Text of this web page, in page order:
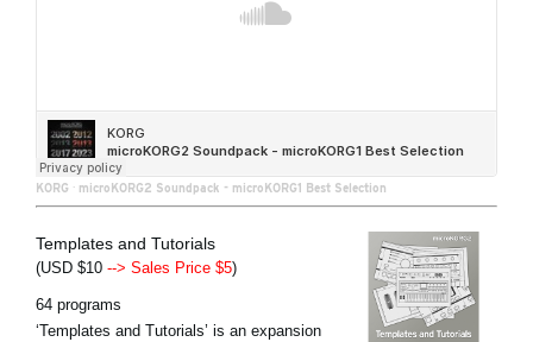
KORG · microKORG2 Soundpack - microKORG1 Best Selection
Templates and Tutorials
(USD $10 --> Sales Price $5)
64 programs
‘Templates and Tutorials’ is an expansion